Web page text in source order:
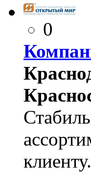
0
клиенту.